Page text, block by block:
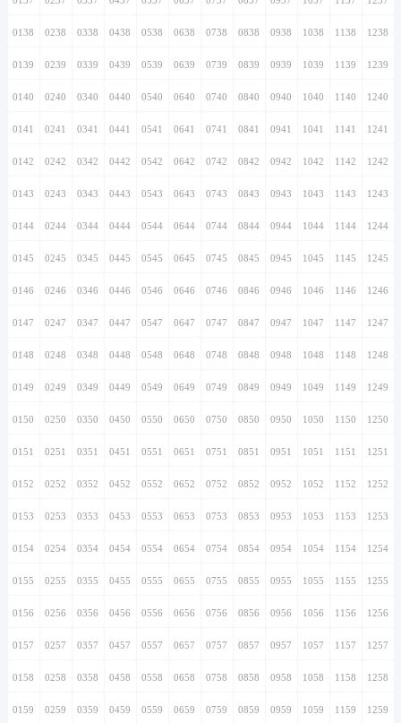
0138 0238 0338 0438 0538 0638 0738 0838 0938 1038 1138 1238
0139 0239 0339 0439 0539 0639 0739 0839 0939 1039 1139 1239
0140 0240 0340 0440 0540 0640 0740 0840 0940 1040 1140 1240
0141 0241 0341 0441 0541 0641 0741 0841 0941 1041 1141 1241
0142 0242 0342 0442 0542 0642 0742 0842 0942 1042 1142 1242
0143 0243 0343 0443 0543 0643 0743 0843 0943 1043 1143 1243
0144 0244 0344 0444 0544 0644 0744 0844 0944 1044 1144 1244
0145 0245 0345 0445 0545 0645 0745 0845 0945 1045 1145 1245
0146 0246 0346 0446 0546 0646 0746 0846 0946 1046 1146 1246
0147 0247 0347 0447 0547 0647 0747 0847 0947 1047 1147 1247
0148 0248 0348 0448 0548 0648 0748 0848 0948 1048 1148 1248
0149 0249 0349 0449 0549 0649 0749 0849 0949 1049 1149 1249
0150 0250 0350 0450 0550 0650 0750 0850 0950 1050 1150 1250
0151 0251 0351 0451 0551 0651 0751 0851 0951 1051 1151 1251
0152 0252 0352 0452 0552 0652 0752 0852 0952 1052 1152 1252
0153 0253 0353 0453 0553 0653 0753 0853 0953 1053 1153 1253
0154 0254 0354 0454 0554 0654 0754 0854 0954 1054 1154 1254
0155 0255 0355 0455 0555 0655 0755 0855 0955 1055 1155 1255
0156 0256 0356 0456 0556 0656 0756 0856 0956 1056 1156 1256
0157 0257 0357 0457 0557 0657 0757 0857 0957 1057 1157 1257
0158 0258 0358 0458 0558 0658 0758 0858 0958 1058 1158 1258
0159 0259 0359 0459 0559 0659 0759 0859 0959 1059 1159 1259